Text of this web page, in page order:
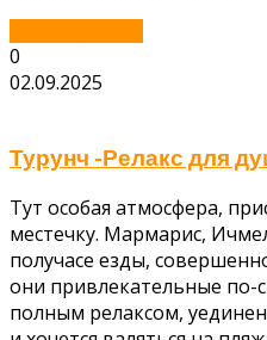
0
02.09.2025
Турунч -Релакс для
Тут особая атмосфера,
местечку. Мармарис,
получасе езды,
они привлекательные по-
полным релаксом,